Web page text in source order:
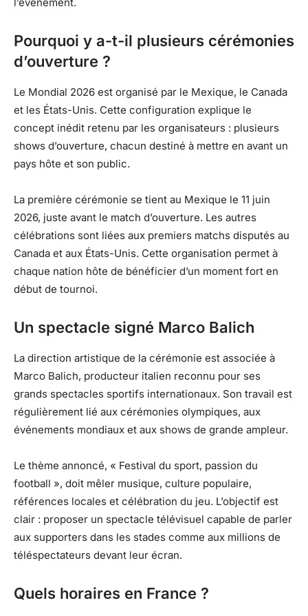
Pourquoi y a-t-il plusieurs cérémonies
d’ouverture ?
Le Mondial 2026 est organisé par le Mexique, le Canada
et les États-Unis. Cette configuration explique le
concept inédit retenu par les organisateurs : plusieurs
shows d’ouverture, chacun destiné à mettre en avant un
pays hôte et son public.
La première cérémonie se tient au Mexique le 11 juin
2026, juste avant le match d’ouverture. Les autres
célébrations sont liées aux premiers matchs disputés au
Canada et aux États-Unis. Cette organisation permet à
chaque nation hôte de bénéficier d’un moment fort en
début de tournoi.
Un spectacle signé Marco Balich
La direction artistique de la cérémonie est associée à
Marco Balich, producteur italien reconnu pour ses
grands spectacles sportifs internationaux. Son travail est
régulièrement lié aux cérémonies olympiques, aux
événements mondiaux et aux shows de grande ampleur.
Le thème annoncé, « Festival du sport, passion du
football », doit mêler musique, culture populaire,
références locales et célébration du jeu. L’objectif est
clair : proposer un spectacle télévisuel capable de parler
aux supporters dans les stades comme aux millions de
téléspectateurs devant leur écran.
Quels horaires en France ?